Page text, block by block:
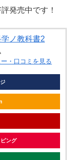
発売中です！
ノ教科書2
・口コミを見る
ング